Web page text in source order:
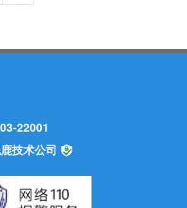
22001
技术公司